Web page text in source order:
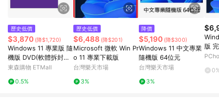
位、贈品與台灣樂天市場銷售網頁不符，以銷售網頁標示為準。
(6) 導購訂單已逾 365 天，根據台灣樂天回饋規定，逾期訂單將
點數回饋或點數回饋有爭議，台灣樂天市場保有更改條款與法律
追訴之權利，活動詳情以樂天市場網站公告為準。
歷史低價
$3,870 (降$1,720)
Windows 11 專業版 隨
機版 DVD(軟體拆封後
無法退貨)
東森購物 ETMall
0.5%
歷史低價
$6,488 (降$201)
Microsoft 微軟 Win Pr
o 11 專業下載版
台灣樂天市場
3%
降價
$5,190 (降$300)
Windows 11 中文專業
隨機版 64位元
台灣樂天市場
3%
版